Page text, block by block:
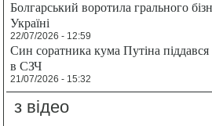
Болгарський воротила грального
Україні
22/07/2026 - 12:59
Син соратника кума Путіна піддався
в СЗЧ
21/07/2026 - 15:32
з відео